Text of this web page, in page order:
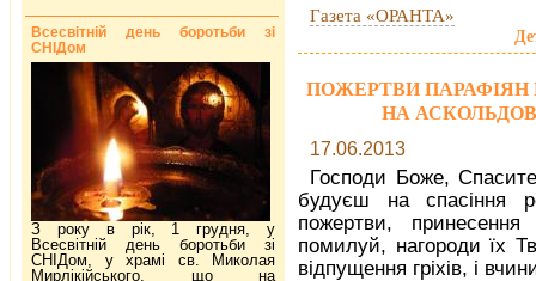
Газета «ОРАНТА»
ПОЖЕРТВИ
НА
17.06.2013
Господи Боже,
будуєш на спасіння
пожертви,
помилуй, нагороди їх
відпущення гріхів, і
Всесвітній день боротьби зі
СНІДом
З року в рік, 1 грудня, у
Всесвітній день боротьби зі
СНІДом, у храмі св. Миколая
Мирлікійського, що на